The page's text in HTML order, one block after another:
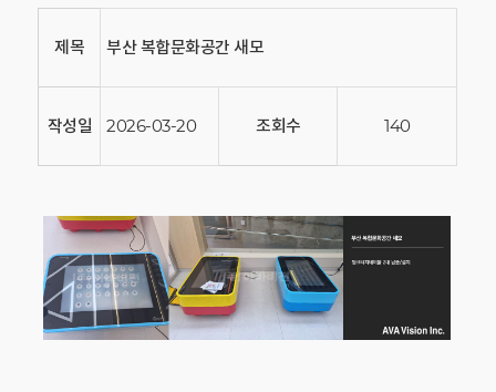
제목 부산 복합문화공간 새모
작성일 2026-03-20 조회수 140